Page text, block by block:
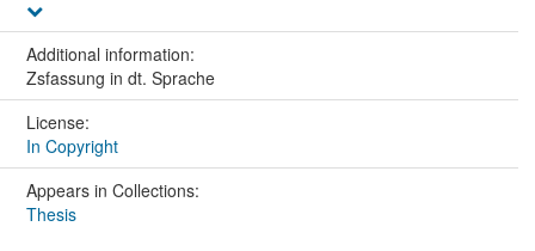
Additional information:
Zsfassung in dt. Sprache
License:
In Copyright
Appears in Collections:
Thesis